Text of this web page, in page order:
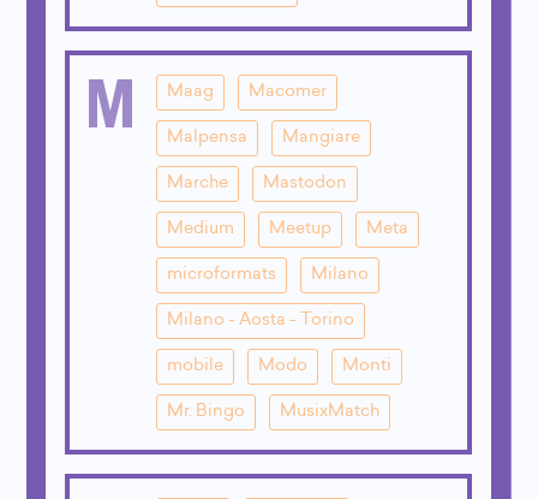
M Maag Macomer
Malpensa Mangiare
Marche Mastodon
Medium Meetup Meta
microformats Milano
Milano - Aosta - Torino
mobile Modo Monti
Mr. Bingo MusixMatch